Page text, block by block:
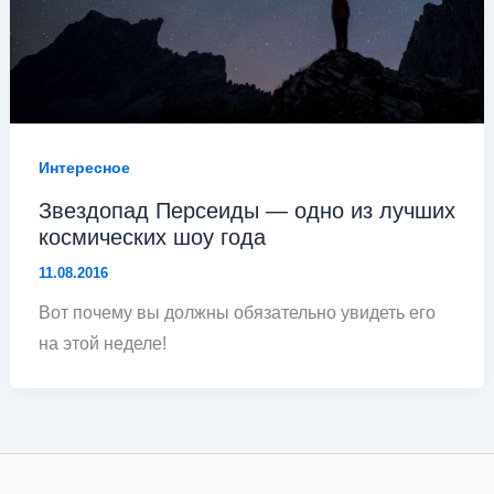
Интересное
Звездопад Персеиды — одно из лучших
космических шоу года
11.08.2016
Вот почему вы должны обязательно увидеть его
на этой неделе!